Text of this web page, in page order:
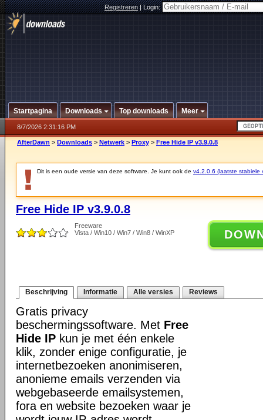
Registreren|Login:
Startpagina Downloads Top downloads Meer
8/7/2026 2:31:16 PM
AfterDawn > Downloads > Netwerk > Proxy > Free Hide IP v3.9.0.8
Dit is een oude versie van deze software. Je kunt ook de v4.2.0.6 (laatste stabiele
Free Hide IP v3.9.0.8
Freeware
Vista / Win10 / Win7 / Win8 / WinXP
Beschrijving Informatie Alle versies Reviews
Gratis privacy
beschermingssoftware. Met Free
Hide IP kun je met één enkele
klik, zonder enige configuratie, je
internetbezoeken anonimiseren,
anonieme emails verzenden via
webgebaseerde emailsystemen,
fora en website bezoeken waar je